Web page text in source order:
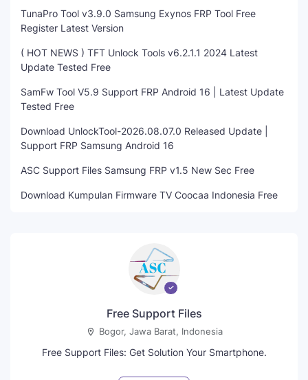
TunaPro Tool v3.9.0 Samsung Exynos FRP Tool Free
Register Latest Version
( HOT NEWS ) TFT Unlock Tools v6.2.1.1 2024 Latest
Update Tested Free
SamFw Tool V5.9 Support FRP Android 16 | Latest Update
Tested Free
Download UnlockTool-2026.08.07.0 Released Update |
Support FRP Samsung Android 16
ASC Support Files Samsung FRP v1.5 New Sec Free
Download Kumpulan Firmware TV Coocaa Indonesia Free
Free Support Files
Bogor, Jawa Barat, Indonesia
Free Support Files: Get Solution Your Smartphone.